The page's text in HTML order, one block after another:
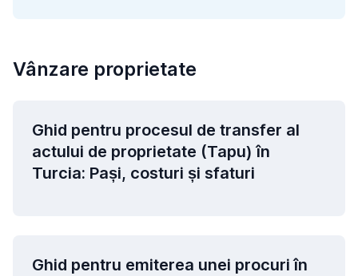
Vânzare proprietate
Ghid pentru procesul de transfer al
actului de proprietate (Tapu) în
Turcia: Pași, costuri și sfaturi
Ghid pentru emiterea unei procuri în